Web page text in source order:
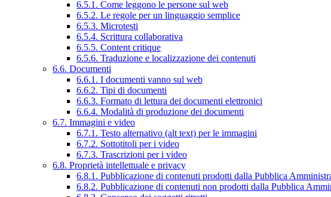
6.5.1. Come leggono le persone sul web
6.5.2. Le regole per un linguaggio semplice
6.5.3. Microtesti
6.5.4. Scrittura collaborativa
6.5.5. Content critique
6.5.6. Traduzione e localizzazione dei contenuti
6.6. Documenti
6.6.1. I documenti vanno sul web
6.6.2. Tipi di documenti
6.6.3. Formato di lettura dei documenti elettronici
6.6.4. Modalità di produzione dei documenti
6.7. Immagini e video
6.7.1. Testo alternativo (alt text) per le immagini
6.7.2. Sottotitoli per i video
6.7.3. Trascrizioni per i video
6.8. Proprietà intellettuale e privacy
6.8.1. Pubblicazione di contenuti prodotti dalla Pubblica
6.8.2. Pubblicazione di contenuti non prodotti dalla Pubblica